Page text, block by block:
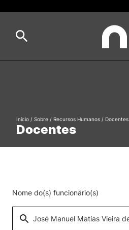
Internacional
II&D e Empresas
Ação Social
Oferta Formativa
Docentes
Início / Sobre / Recursos Humanos / Docentes
Nome do(s) funcionário(s)